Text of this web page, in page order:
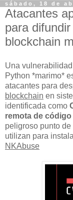
sábado, 18 de
Atacantes
para
blockchain
Una
Python *marimo*
atacantes para
blockchain en
identificada como
remota de
peligroso punto
utilizan para
NKAbuse